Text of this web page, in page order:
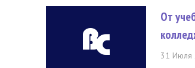
От
31 Июля